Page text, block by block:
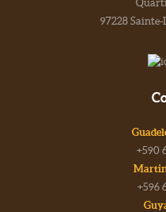
97228
+590
+596